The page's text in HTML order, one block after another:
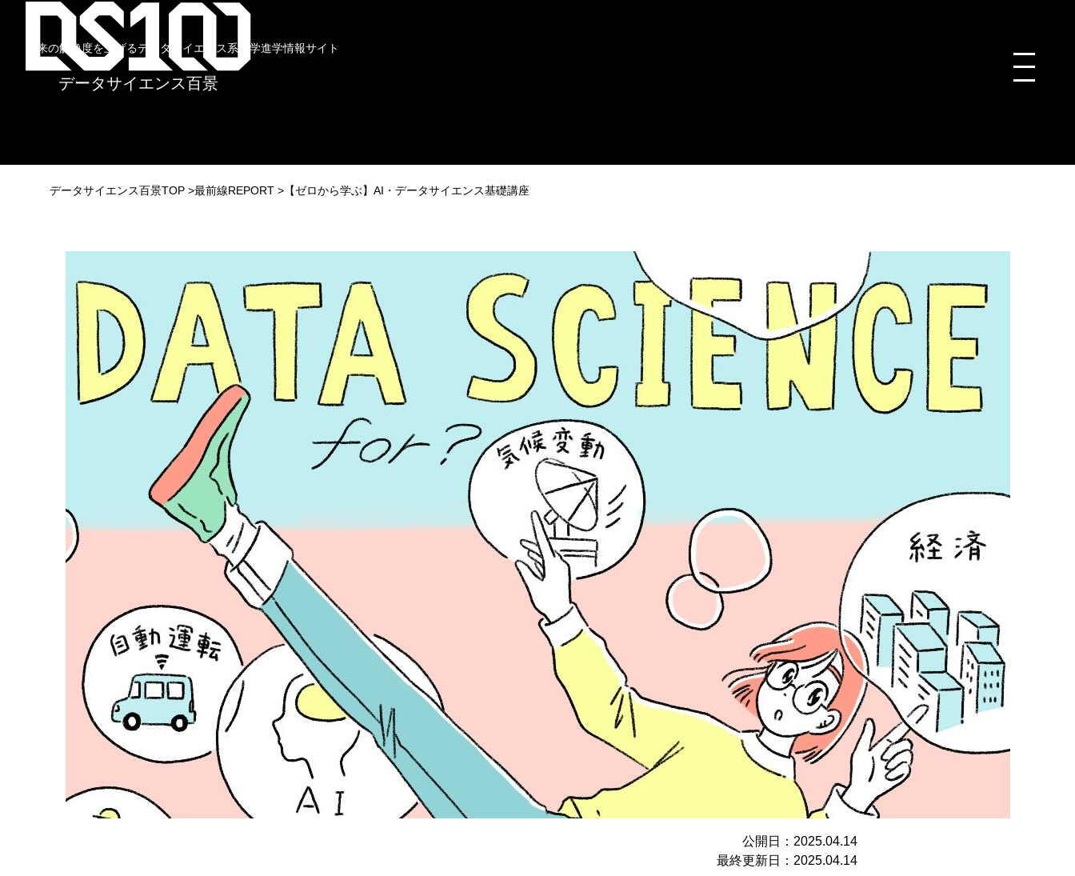
未来の解像度を上げるデータサイエンス系大学進学情報サイト
データサイエンス百景
データサイエンス百景TOP 最前線REPORT 【ゼロから学ぶ】AI・データサイエンス基礎講座
公開日：2025.04.14
最終更新日：2025.04.14